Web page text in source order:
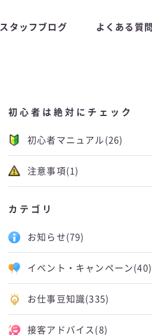
スタッフブログ よくある質問
初心者は絶対にチェック
初心者マニュアル (26)
注意事項 (1)
カテゴリ
お知らせ (79)
イベント・キャンペーン (40)
お仕事豆知識(335)
接客アドバイス (8)